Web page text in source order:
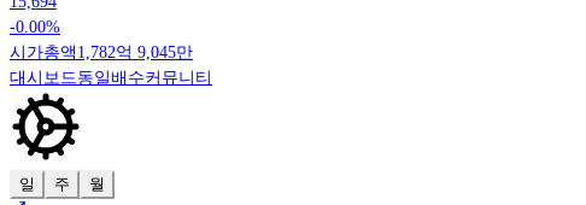
-0.00%
시가총액 1,782억 9,045만
대시보드 동일배수커뮤니티
일 주 월